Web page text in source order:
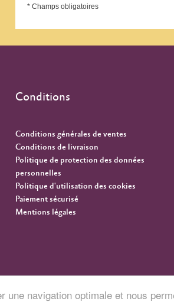
navigation optimale et nous
* Champs obligatoires
Conditions
Conditions générales de ventes
Conditions de livraison
Politique de protection des données
personnelles
Politique d'utilisation des cookies
Paiement sécurisé
Mentions légales